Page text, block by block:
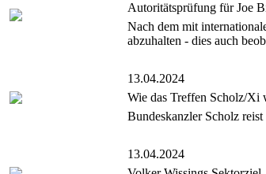
Autoritätsprüfung für Joe
Nach dem mit
abzuhalten - dies auch
13.04.2024
Wie das Treffen Scholz/Xi
Bundeskanzler Scholz
13.04.2024